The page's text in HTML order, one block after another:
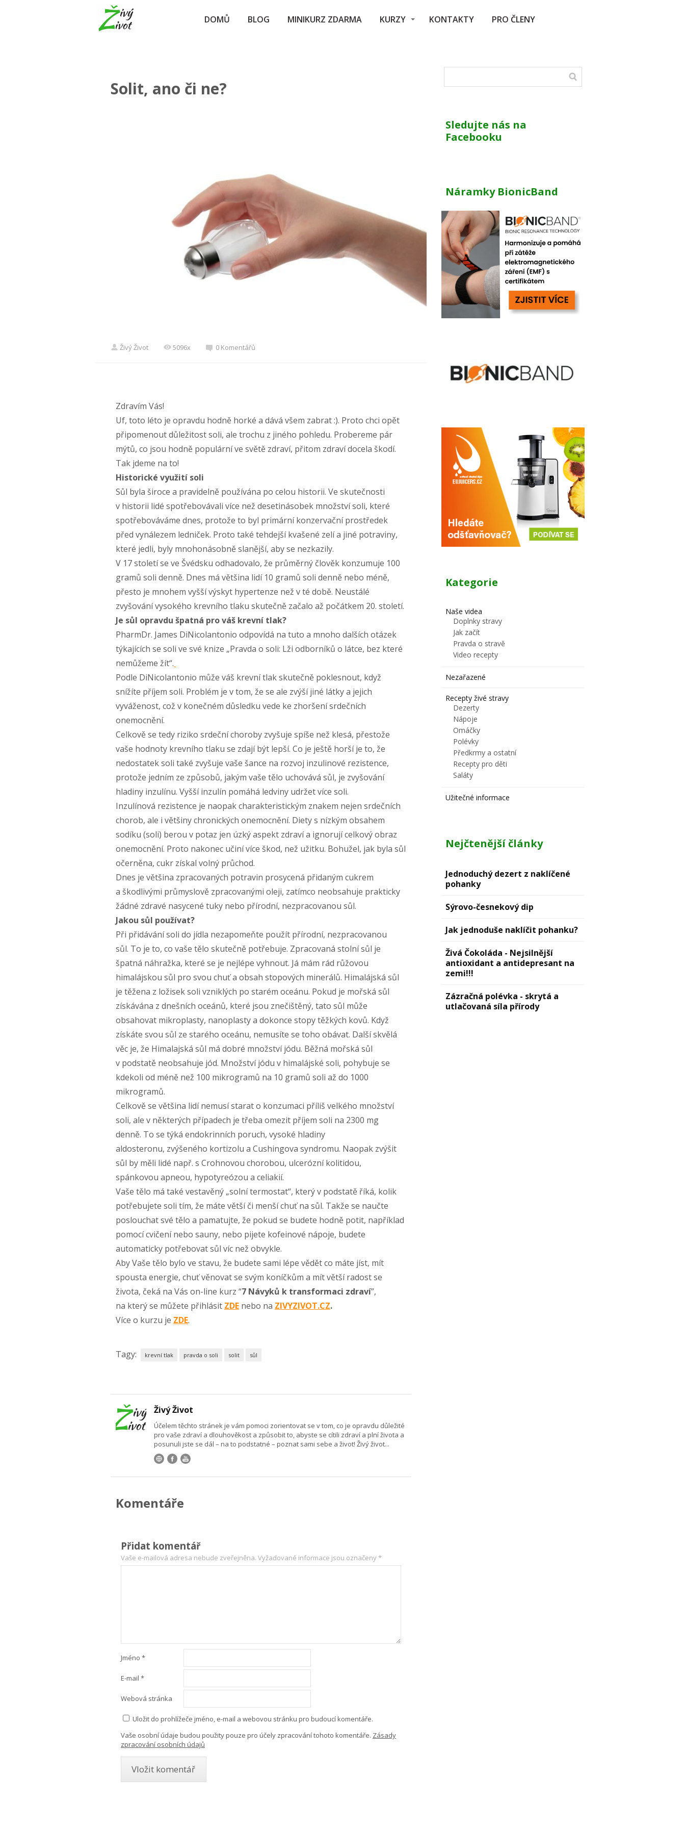
DOMŮ BLOG MINIKURZ ZDARMA KURZY KONTAKTY PRO ČLENY
Solit, ano či ne?
Živý Život 5096x 0 Komentářů
Zdravím Vás!
Uf, toto léto je opravdu hodně horké a dává všem zabrat :). Proto chci opět
připomenout důležitost soli, ale trochu z jiného pohledu. Probereme pár
mýtů, co jsou hodně populární ve světě zdraví, přitom zdraví docela škodí.
Tak jdeme na to!
Historické využití soli
Sůl byla široce a pravidelně používána po celou historii. Ve skutečnosti
v historii lidé spotřebovávali více než desetinásobek množství soli, které
spotřebováváme dnes, protože to byl primární konzervační prostředek
před vynálezem ledniček. Proto také tehdejší kvašené zelí a jiné potraviny,
které jedli, byly mnohonásobně slanější, aby se nezkazily.
V 17 století se ve Švédsku odhadovalo, že průměrný člověk konzumuje 100
gramů soli denně. Dnes má většina lidí 10 gramů soli denně nebo méně,
přesto je mnohem vyšší výskyt hypertenze než v té době. Neustálé
zvyšování vysokého krevního tlaku skutečně začalo až počátkem 20. století.
Je sůl opravdu špatná pro váš krevní tlak?
PharmDr. James DiNicolantonio odpovídá na tuto a mnoho dalších otázek
týkajících se soli ve své knize „Pravda o soli: Lži odborníků o látce, bez které
nemůžeme žít“.
Podle DiNicolantonio může váš krevní tlak skutečně poklesnout, když
snížíte příjem soli. Problém je v tom, že se ale zvýší jiné látky a jejich
vyváženost, což v konečném důsledku vede ke zhoršení srdečních
onemocnění.
Celkově se tedy riziko srdeční choroby zvyšuje spíše než klesá, přestože
vaše hodnoty krevního tlaku se zdají být lepší. Co je ještě horší je to, že
nedostatek soli také zvyšuje vaše šance na rozvoj inzulinové rezistence,
protože jedním ze způsobů, jakým vaše tělo uchovává sůl, je zvyšování
hladiny inzulínu. Vyšší inzulín pomáhá ledviny udržet více soli.
Inzulínová rezistence je naopak charakteristickým znakem nejen srdečních
chorob, ale i většiny chronických onemocnění. Diety s nízkým obsahem
sodíku (soli) berou v potaz jen úzký aspekt zdraví a ignorují celkový obraz
onemocnění. Proto nakonec učiní více škod, než užitku. Bohužel, jak byla sůl
očerněna, cukr získal volný průchod.
Dnes je většina zpracovaných potravin prosycená přidaným cukrem
a škodlivými průmyslově zpracovanými oleji, zatímco neobsahuje prakticky
žádné zdravé nasycené tuky nebo přírodní, nezpracovanou sůl.
Jakou sůl používat?
Při přidávání soli do jídla nezapomeňte použít přírodní, nezpracovanou
sůl. To je to, co vaše tělo skutečně potřebuje. Zpracovaná stolní sůl je
špatná náhražka, které se je nejlépe vyhnout. Já mám rád růžovou
himalájskou sůl pro svou chuť a obsah stopových minerálů. Himalájská sůl
je těžena z ložisek soli vzniklých po starém oceánu. Pokud je mořská sůl
získávána z dnešních oceánů, které jsou znečištěný, tato sůl může
obsahovat mikroplasty, nanoplasty a dokonce stopy těžkých kovů. Když
získáte svou sůl ze starého oceánu, nemusíte se toho obávat. Další skvělá
věc je, že Himalajská sůl má dobré množství jódu. Běžná mořská sůl
v podstatě neobsahuje jód. Množství jódu v himalájské soli, pohybuje se
kdekoli od méně než 100 mikrogramů na 10 gramů soli až do 1000
mikrogramů.
Celkově se většina lidí nemusí starat o konzumaci příliš velkého množství
soli, ale v některých případech je třeba omezit příjem soli na 2300 mg
denně. To se týká endokrinních poruch, vysoké hladiny
aldosteronu, zvýšeného kortizolu a Cushingova syndromu. Naopak zvýšit
sůl by měli lidé např. s Crohnovou chorobou, ulcerózní kolitidou,
spánkovou apneou, hypotyreózou a celiakií.
Vaše tělo má také vestavěný „solní termostat“, který v podstatě říká, kolik
potřebujete soli tím, že máte větší či menší chuť na sůl. Takže se naučte
poslouchat své tělo a pamatujte, že pokud se budete hodně potit, například
pomocí cvičení nebo sauny, nebo pijete kofeinové nápoje, budete
automaticky potřebovat sůl víc než obvykle.
Aby Vaše tělo bylo ve stavu, že budete sami lépe vědět co máte jíst, mít
spousta energie, chuť věnovat se svým koníčkům a mít větší radost se
života, čeká na Vás on-line kurz “7 Návyků k transformaci zdraví”,
na který se můžete přihlásit ZDE nebo na ZIVYZIVOT.CZ.
Více o kurzu je ZDE.
Tagy: krevní tlak pravda o soli solit sůl
Živý Život
Účelem těchto stránek je vám pomoci zorientovat se v tom, co je opravdu důležité
pro vaše zdraví a dlouhověkost a způsobit to, abyste se cítili zdraví a plní života a
posunuli jste se dál – na to podstatné – poznat sami sebe a život! Živý život...
Komentáře
Přidat komentář
Vaše e-mailová adresa nebude zveřejněna. Vyžadované informace jsou označeny*
Jméno *
E-mail *
Webová stránka
Uložit do prohlížeče jméno, e-mail a webovou stránku pro budoucí komentáře.
Vaše osobní údaje budou použity pouze pro účely zpracování tohoto komentáře. Zásady
zpracování osobních údajů
Sledujte nás na
Facebooku
Náramky BionicBand
Kategorie
Naše videa
Doplnky stravy
Jak začít
Pravda o stravě
Video recepty
Nezařazené
Recepty živé stravy
Dezerty
Nápoje
Omáčky
Polévky
Předkrmy a ostatní
Recepty pro děti
Saláty
Užitečné informace
Nejčtenější články
Jednoduchý dezert z naklíčené
pohanky
Sýrovо-česnekový dip
Jak jednoduše naklíčit pohanku?
Živá Čokoláda - Nejsilnější
antioxidant a antidepresant na
zemi!!!
Zázračná polévka - skrytá a
utlačovaná síla přírody